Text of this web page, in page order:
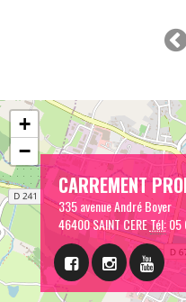
CARREMENT
335 avenue André Boyer
46400 SAINT CERETél:05
+
−